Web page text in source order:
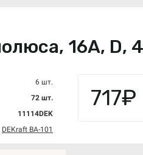
16А, D,
6 шт.
72 шт.
11114DEK
DEKraft ВА-101
717₽